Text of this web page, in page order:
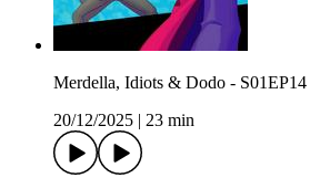
Merdella, Idiots & Dodo - S01EP14
20/12/2025
23 min